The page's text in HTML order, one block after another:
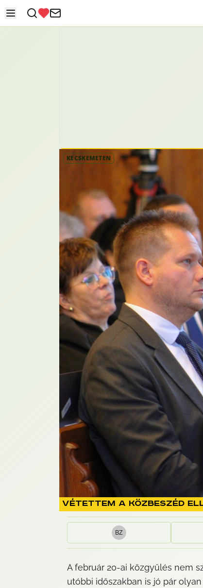
KECSKEMÉTEN
Vétettem a közbeszéd
BZ
A február 20-ai közgyűlés nem
utóbbi időszakban is jó pár